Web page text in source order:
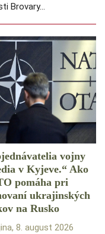
Brovary…
vojny
v Kyjeve.“ Ako
pomáha pri
ukrajinských
na Rusko
8. august 2026